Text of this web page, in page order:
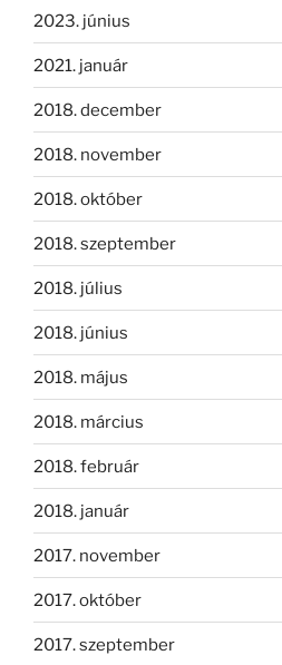
2023. június
2021. január
2018. december
2018. november
2018. október
2018. szeptember
2018. július
2018. június
2018. május
2018. március
2018. február
2018. január
2017. november
2017. október
2017. szeptember